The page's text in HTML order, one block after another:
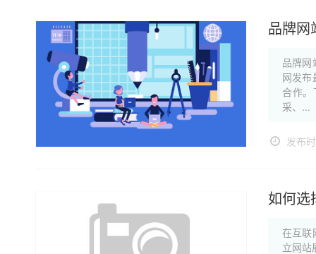
品牌网
品牌网
网发布
合作
采、...
发布
如何选
在互联
立网站